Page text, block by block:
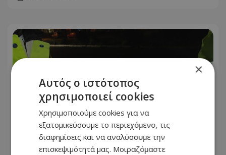
×
Αυτός ο ιστότοπος
χρησιμοποιεί cookies
Χρησιμοποιούμε cookies για να
εξατομικεύσουμε το περιεχόμενο, τις
διαφημίσεις και να αναλύσουμε την
επισκεψιμότητά μας. Μοιραζόμαστε